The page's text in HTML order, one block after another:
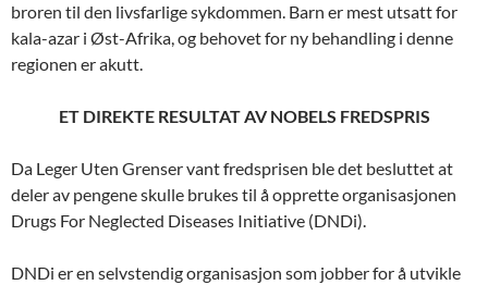
broren til den livsfarlige sykdommen. Barn er mest utsatt for
kala-azar i Øst-Afrika, og behovet for ny behandling i denne
regionen er akutt.
ET DIREKTE RESULTAT AV NOBELS FREDSPRIS
Da Leger Uten Grenser vant fredsprisen ble det besluttet at
deler av pengene skulle brukes til å opprette organisasjonen
Drugs For Neglected Diseases Initiative (DNDi).
DNDi er en selvstendig organisasjon som jobber for å utvikle